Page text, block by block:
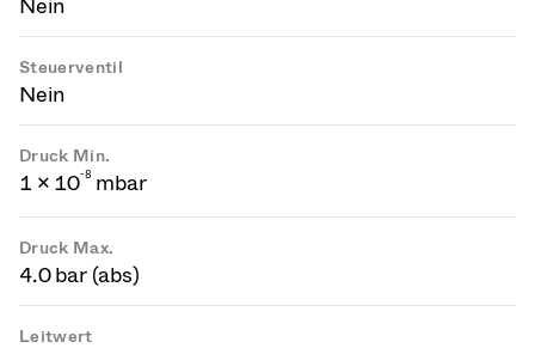
Nein
Steuerventil
Nein
Druck Min.
1 × 10-8 mbar
Druck Max.
4.0 bar (abs)
Leitwert